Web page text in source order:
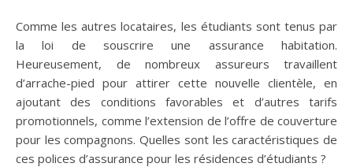
Comme les autres locataires, les étudiants sont tenus par
la loi de souscrire une assurance habitation.
Heureusement, de nombreux assureurs travaillent
d’arrache-pied pour attirer cette nouvelle clientèle, en
ajoutant des conditions favorables et d’autres tarifs
promotionnels, comme l’extension de l’offre de couverture
pour les compagnons. Quelles sont les caractéristiques de
ces polices d’assurance pour les résidences d’étudiants ?